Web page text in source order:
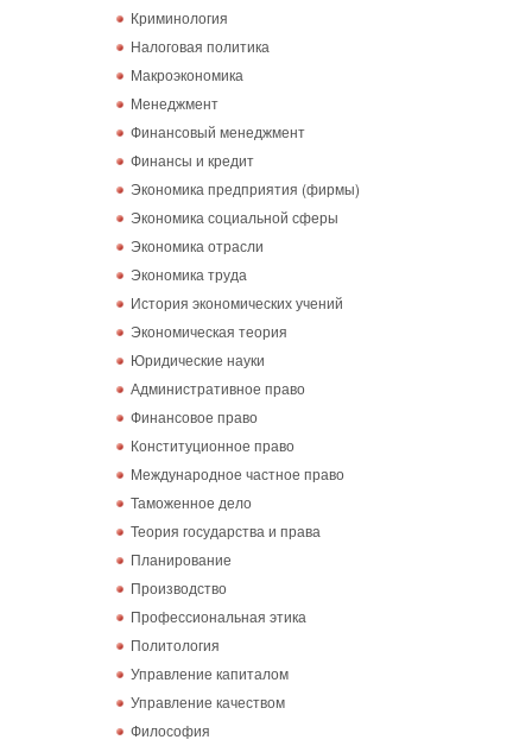
Криминология
Налоговая политика
Макроэкономика
Менеджмент
Финансовый менеджмент
Финансы и кредит
Экономика предприятия (фирмы)
Экономика социальной сферы
Экономика отрасли
Экономика труда
История экономических учений
Экономическая теория
Юридические науки
Административное право
Финансовое право
Конституционное право
Международное частное право
Таможенное дело
Теория государства и права
Планирование
Производство
Профессиональная этика
Политология
Управление капиталом
Управление качеством
Философия